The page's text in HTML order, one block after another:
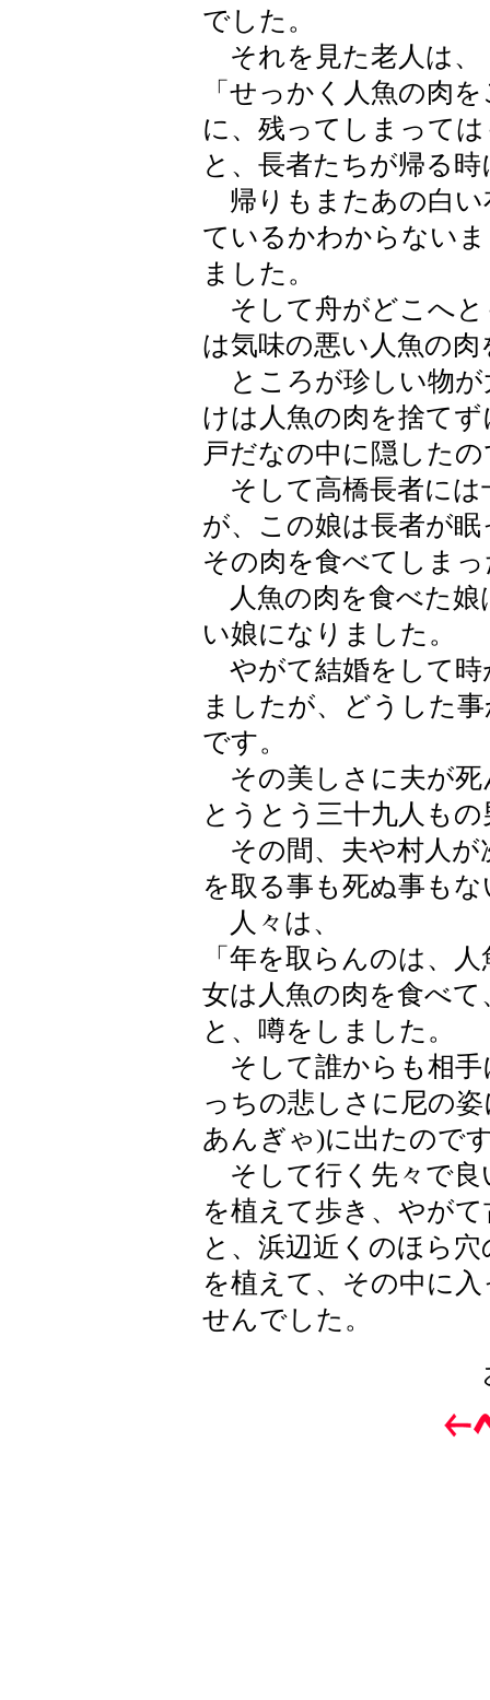
でした。
それを見た老人は、
「せっかく人魚の肉
に、残ってしまって
と、長者たちが帰る
帰りもまたあの白い
ているかわからない
ました。
そして舟がどこへと
は気味の悪い人魚の
ところが珍しい物が
けは人魚の肉を捨て
戸だなの中に隠した
そして高橋長者には
が、この娘は長者が
その肉を食べてしま
人魚の肉を食べた娘
い娘になりました。
やがて結婚をして時
ましたが、どうした
です。
その美しさに夫が死
とうとう三十九人も
その間、夫や村人が
を取る事も死ぬ事も
人々は、
「年を取らんのは、
女は人魚の肉を食べ
と、噂をしました。
そして誰からも相手
っちの悲しさに尼の
あんぎゃ)に出たので
そして行く先々で良
を植えて歩き、やが
と、浜辺近くのほら
を植えて、その中に
せんでした。